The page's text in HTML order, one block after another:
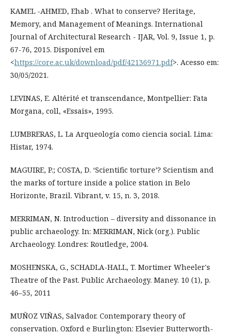
KAMEL -AHMED, Ehab . What to conserve? Heritage,
Memory, and Management of Meanings. International
Journal of Architectural Research - IJAR, Vol. 9, Issue 1, p.
67-76, 2015. Disponível em
<https://core.ac.uk/download/pdf/42136971.pdf>. Acesso em:
30/05/2021.
LEVINAS, E. Altérité et transcendance, Montpellier: Fata
Morgana, coll, «Essais», 1995.
LUMBRERAS, L. La Arqueología como ciencia social. Lima:
Histar, 1974.
MAGUIRE, P.; COSTA, D. ‘Scientific torture’? Scientism and
the marks of torture inside a police station in Belo
Horizonte, Brazil. Vibrant, v. 15, n. 3, 2018.
MERRIMAN, N. Introduction – diversity and dissonance in
public archaeology. In: MERRIMAN, Nick (org.). Public
Archaeology. Londres: Routledge, 2004.
MOSHENSKA, G., SCHADLA-HALL, T. Mortimer Wheeler's
Theatre of the Past. Public Archaeology. Maney. 10 (1), p.
46–55, 2011
MUÑOZ VIÑAS, Salvador. Contemporary theory of
conservation. Oxford e Burlington: Elsevier Butterworth-